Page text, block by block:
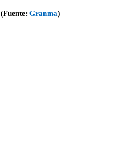
(Fuente: Granma)